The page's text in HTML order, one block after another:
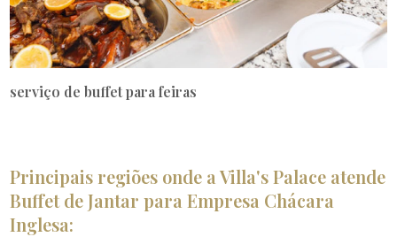
serviço de buffet para feiras
Principais regiões onde a Villa's Palace atende
Buffet de Jantar para Empresa Chácara
Inglesa: